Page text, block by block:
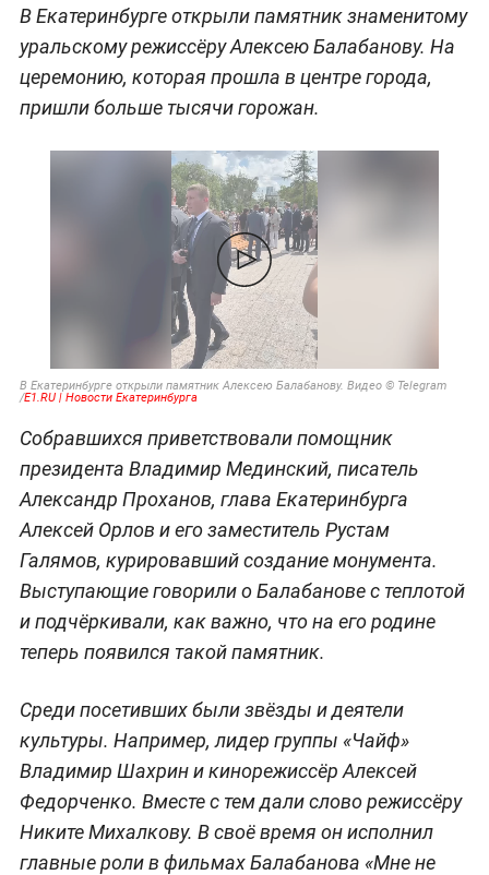
В Екатеринбурге открыли памятник знаменитому
уральскому режиссёру Алексею Балабанову. На
церемонию, которая прошла в центре города,
пришли больше тысячи горожан.
В Екатеринбурге открыли памятник Алексею Балабанову. Видео © Telegram
/E1.RU | Новости Екатеринбурга
Собравшихся приветствовали помощник
президента Владимир Мединский, писатель
Александр Проханов, глава Екатеринбурга
Алексей Орлов и его заместитель Рустам
Галямов, курировавший создание монумента.
Выступающие говорили о Балабанове с теплотой
и подчёркивали, как важно, что на его родине
теперь появился такой памятник.
Среди посетивших были звёзды и деятели
культуры. Например, лидер группы «Чайф»
Владимир Шахрин и кинорежиссёр Алексей
Федорченко. Вместе с тем дали слово режиссёру
Никите Михалкову. В своё время он исполнил
главные роли в фильмах Балабанова «Мне не